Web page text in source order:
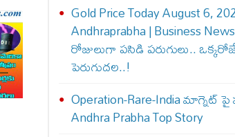
Gold Price Today August 6,
Andhraprabha | Business
రోజులుగా పసిడి పరుగులు..
పెరుగుద‌ల‌..!
Operation-Rare-India మాగ్నెట్
Andhra Prabha Top Story